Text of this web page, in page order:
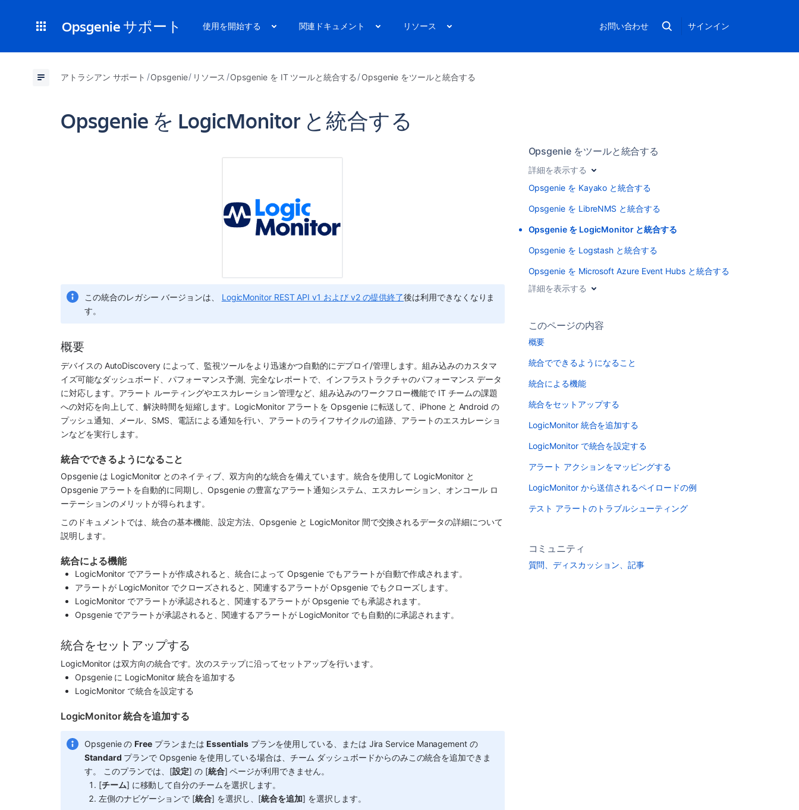
Opsgenie サポート 使用を開始する 関連ドキュメント リソース お問い合わせ サインイン
アトラシアン サポート Opsgenie リソース Opsgenie を IT ツールと統合する Opsgenie をツールと統合する
Opsgenie を LogicMonitor と統合する
この統合のレガシー バージョンは、 LogicMonitor REST API v1 および v2 の提供終了後は利用できなくなりま
す。
概要
デバイスの AutoDiscovery によって、監視ツールをより迅速かつ自動的にデプロイ/管理します。組み込みのカスタマ
イズ可能なダッシュボード、パフォーマンス予測、完全なレポートで、インフラストラクチャのパフォーマンス データ
に対応します。 アラート ルーティングやエスカレーション管理など、組み込みのワークフロー機能で IT チームの課題
への対応を向上して、解決時間を短縮します。 LogicMonitor アラートを Opsgenie に転送して、iPhone と Android の
プッシュ通知、メール、SMS、電話による通知を行い、アラートのライフサイクルの追跡、アラートのエスカレーショ
ンなどを実行します。
統合でできるようになること
Opsgenie は LogicMonitor とのネイティブ、双方向的な統合を備えています。統合を使用して LogicMonitor
Opsgenie アラートを自動的に同期し、 Opsgenie の豊富なアラート通知システム、エスカレーション、オンコール ロ
ーテーションのメリットが得られます。
このドキュメントでは、統合の基本機能、設定方法、 Opsgenie と LogicMonitor 間で交換されるデータの詳細について
説明します。
統合による機能
LogicMonitor でアラートが作成されると、統合によって Opsgenie でもアラートが自動で作成されます。
アラートが LogicMonitor でクローズされると、関連するアラートが Opsgenie でもクローズします。
LogicMonitor でアラートが承認されると、関連するアラートが Opsgenie でも承認されます。
Opsgenie でアラートが承認されると、関連するアラートが LogicMonitor でも自動的に承認されます。
統合をセットアップする
LogicMonitor は双方向の統合です。次のステップに沿ってセットアップを行います。
Opsgenie に LogicMonitor 統合を追加する
LogicMonitor で統合を設定する
LogicMonitor 統合を追加する
Opsgenie の Free プランまたは Essentials
プランを使用している、または Jira Service Management の
Standard プランで Opsgenie を使用している場合は、チーム ダッシュボードからのみこの統合を追加できま
す。 このプランでは、[設定] の [統合] ページが利用できません。
[チーム] に移動して自分のチームを選択します。
左側のナビゲーションで [統合] を選択し、[統合を追加] を選択します。
Opsgenie をツールと統合する
詳細を表示する
Opsgenie を Kayako と統合する
Opsgenie を LibreNMS と統合する
Opsgenie を LogicMonitor と統合する
Opsgenie を Logstash と統合する
Opsgenie を Microsoft Azure Event Hubs と統合する
詳細を表示する
このページの内容
概要
統合でできるようになること
統合による機能
統合をセットアップする
LogicMonitor 統合を追加する
LogicMonitor で統合を設定する
アラート アクションをマッピングする
LogicMonitor から送信されるペイロードの例
テスト アラートのトラブルシューティング
コミュニティ
質問、ディスカッション、記事